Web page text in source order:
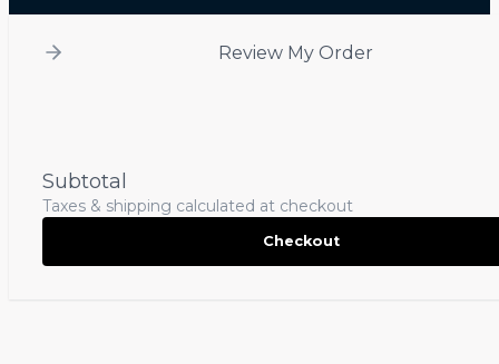
Review My Order
Subtotal
Taxes & shipping calculated at checkout
Checkout